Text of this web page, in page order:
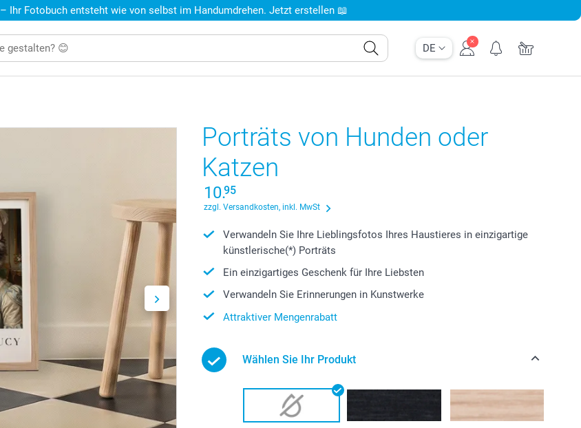
DE
– Ihr Fotobuch entsteht wie von selbst im Handumdrehen. Jetzt erstellen 📖
Porträts von Hunden oder
Katzen
10.95
zzgl. Versandkosten, inkl. MwSt
Verwandeln Sie Ihre Lieblingsfotos Ihres Haustieres in einzigartige
künstlerische(*) Porträts
Ein einzigartiges Geschenk für Ihre Liebsten
Verwandeln Sie Erinnerungen in Kunstwerke
Attraktiver Mengenrabatt
Wählen Sie Ihr Produkt